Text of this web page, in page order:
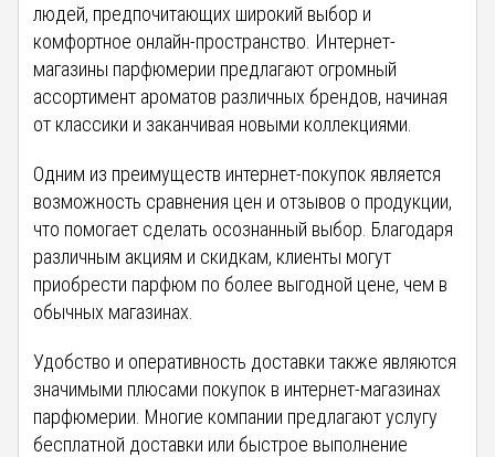
людей, предпочитающих широкий выбор и
комфортное онлайн-пространство. Интернет-
магазины парфюмерии предлагают огромный
ассортимент ароматов различных брендов, начиная
от классики и заканчивая новыми коллекциями.
Одним из преимуществ интернет-покупок является
возможность сравнения цен и отзывов о продукции,
что помогает сделать осознанный выбор. Благодаря
различным акциям и скидкам, клиенты могут
приобрести парфюм по более выгодной цене, чем в
обычных магазинах.
Удобство и оперативность доставки также являются
значимыми плюсами покупок в интернет-магазинах
парфюмерии. Многие компании предлагают услугу
бесплатной доставки или быстрое выполнение